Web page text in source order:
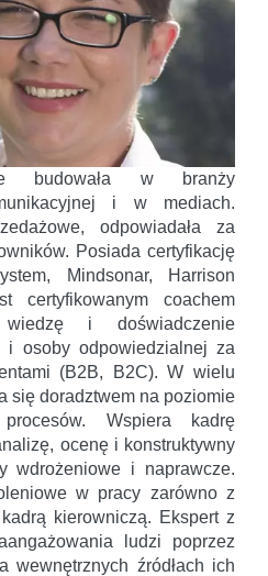
budowała w branży
i w mediach.
odpowiadała za
Posiada certyfikację
Mindsonar, Harrison
certyfikowanym coachem
wiedzę i doświadczenie
i osoby odpowiedzialnej za
(B2B, B2C). W wielu
się doradztwem na poziomie
Wspiera kadrę
ocenę i konstruktywny
wdrożeniowe i naprawcze.
w pracy zarówno z
kierowniczą. Ekspert z
ludzi poprzez
źródłach ich